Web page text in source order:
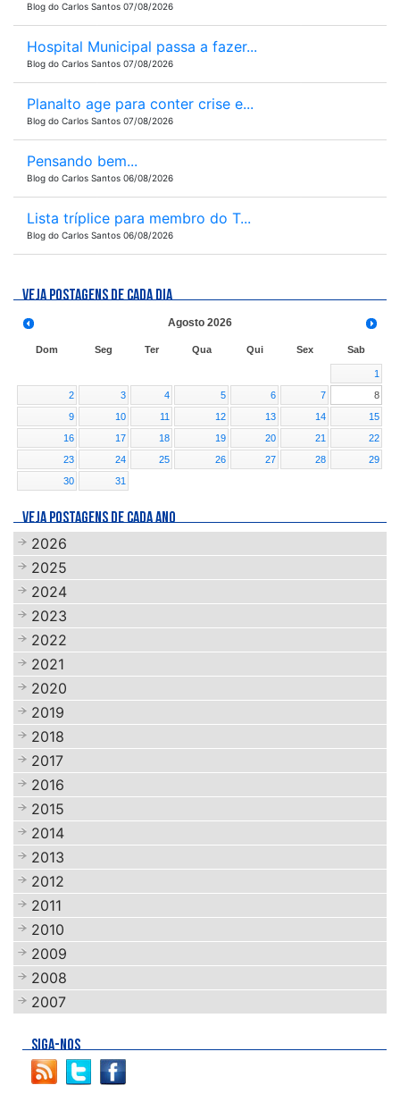
Blog do Carlos Santos 07/08/2026
Hospital Municipal passa a fazer...
Blog do Carlos Santos 07/08/2026
Planalto age para conter crise e...
Blog do Carlos Santos 07/08/2026
Pensando bem...
Blog do Carlos Santos 06/08/2026
Lista tríplice para membro do T...
Blog do Carlos Santos 06/08/2026
VEJA POSTAGENS DE CADA DIA
Agosto 2026
Dom Seg Ter Qua Qui Sex Sab
1
2
3 4 5 6 7
8
9
10 11 12 13 14
15
16
17 18 19 20 21
22
23
24 25 26 27 28
29
30
31
VEJA POSTAGENS DE CADA ANO
2026
2025
2024
2023
2022
2021
2020
2019
2018
2017
2016
2015
2014
2013
2012
2011
2010
2009
2008
2007
SIGA-NOS